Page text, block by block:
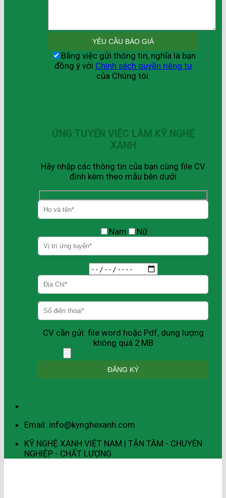
Bằng việc gửi thông tin, nghĩa là bạn
đồng ý với Chính sách quyền riêng tư
của Chúng tôi.
ỨNG TUYỂN VIỆC LÀM KỸ NGHỆ
XANH
Hãy nhập các thông tin của bạn cùng file CV
đính kèm theo mẫu bên dưới
Nam Nữ
CV cần gửi: file word hoặc Pdf, dung lượng
không quá 2 MB
Email: info@kynghexanh.com
KỸ NGHỆ XANH VIỆT NAM | TẬN TÂM - CHUYÊN
NGHIỆP - CHẤT LƯỢNG